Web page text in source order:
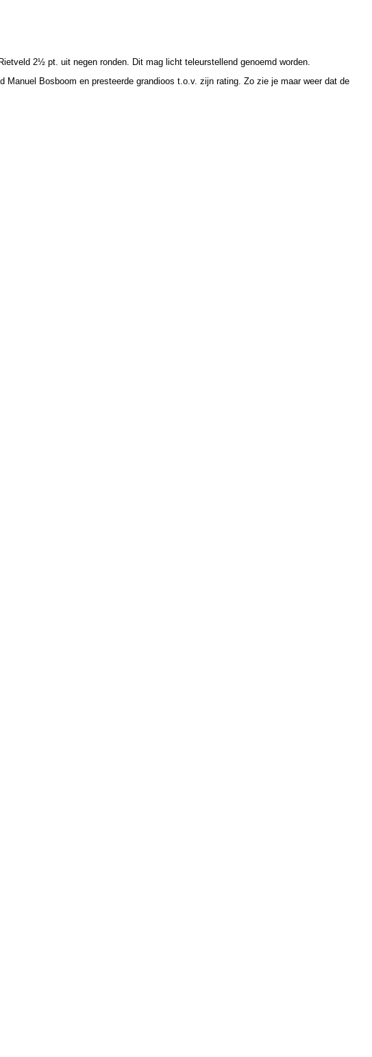
2½ pt. uit negen ronden. Dit mag licht teleurstellend genoemd worden.
Bosboom en presteerde grandioos t.o.v. zijn rating. Zo zie je maar weer dat de